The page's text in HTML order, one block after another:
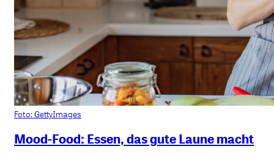
Foto: GettyImages
Mood-Food: Essen, das gute Laune macht